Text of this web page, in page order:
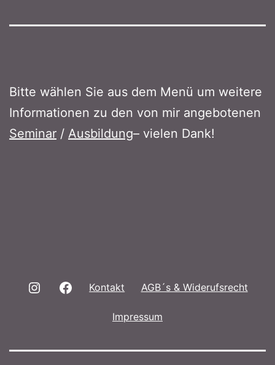
Bitte wählen Sie aus dem Menü um weitere
Informationen zu den von mir angebotenen
Seminar / Ausbildung– vielen Dank!
InstagramFacebook
Kontakt AGB´s & Widerufsrecht
Impressum